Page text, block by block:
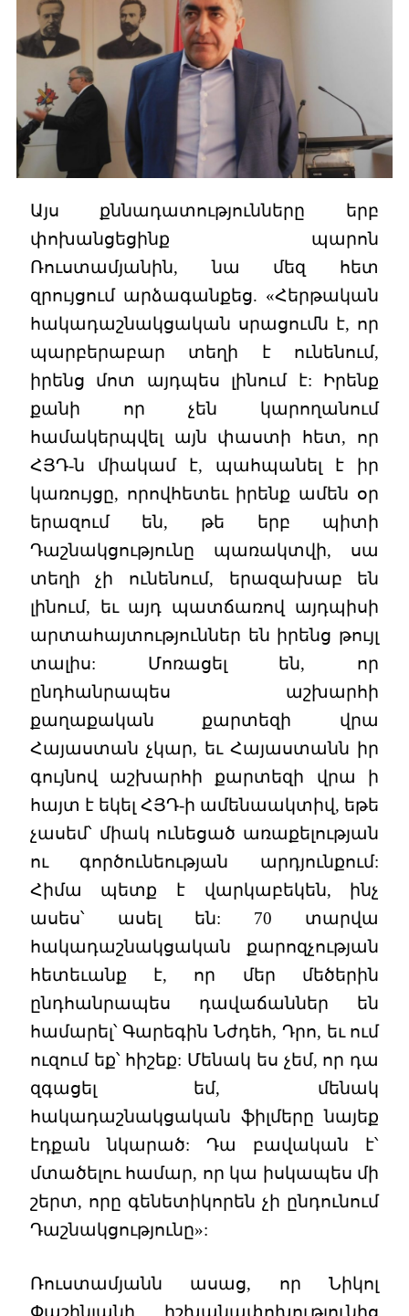
Այս քննադատությունները երբ
փոխանցեցինք պարոն
Ռուստամյանին, նա մեզ հետ
զրույցում արձագանքեց. «Հերթական
հակադաշնակցական սրացումն է, որ
պարբերաբար տեղի է ունենում,
իրենց մոտ այդպես լինում է: Իրենք
քանի որ չեն կարողանում
համակերպվել այն փաստի հետ, որ
ՀՅԴ-ն միակամ է, պահպանել է իր
կառույցը, որովհետեւ իրենք ամեն օր
երազում են, թե երբ պիտի
Դաշնակցությունը պառակտվի, սա
տեղի չի ունենում, երազախաբ են
լինում, եւ այդ պատճառով այդպիսի
արտահայտություններ են իրենց թույլ
տալիս: Մոռացել են, որ
ընդհանրապես աշխարհի
քաղաքական քարտեզի վրա
Հայաստան չկար, եւ Հայաստանն իր
գույնով աշխարհի քարտեզի վրա ի
հայտ է եկել ՀՅԴ-ի ամենաակտիվ, եթե
չասեմ՝ միակ ունեցած առաքելության
ու գործունեության արդյունքում:
Հիմա պետք է վարկաբեկեն, ինչ
ասես՝ ասել են: 70 տարվա
հակադաշնակցական քարոզչության
հետեւանք է, որ մեր մեծերին
ընդհանրապես դավաճաններ են
համարել՝ Գարեգին Նժդեհ, Դրո, եւ ում
ուզում եք՝ հիշեք: Մենակ ես չեմ, որ դա
զգացել եմ, մենակ
հակադաշնակցական ֆիլմերը նայեք
էդքան նկարած: Դա բավական է՝
մտածելու համար, որ կա իսկապես մի
շերտ, որը գենետիկորեն չի ընդունում
Դաշնակցությունը»:
Ռուստամյանն ասաց, որ Նիկոլ
Փաշինյանի իշխանափոխությունից